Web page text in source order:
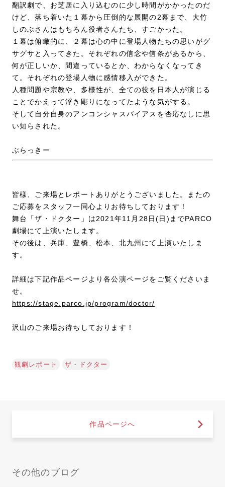
翻訳劇で、お芝居に入り込むのに少し時間がかかったのだ
けど、落ち着いた１幕から圧倒的な展開の2幕まで、大竹
しのぶさんはもちろん役者さんたち、すごかった。
１幕は俯瞰的に、２幕は心の中に登場人物たちの思いがグ
サグサと入ってきた。それぞれの信念や信条があるから、
何が正しいか、間違っているとか、わからなくなってき
て。それぞれの登場人物に感情移入ができた。
人種問題や宗教や、多様性が、全ての役を日本人が演じる
ことでかえって浮き彫りになってたような気がする。
そして自分自身のアンコンシャスバイアスを否応なしに思
い知らされた。
ぶらっきー
皆様、ご来場とレポートありがとうございました。またの
ご応募をスタッフ一同心よりお待ちしております！
舞台「ザ・ドクター」は2021年11月28日(日)までPARCO
劇場にて上演いたします。
その後は、兵庫、豊橋、松本、北九州にて上演いたしま
す。
詳細は下記作品ページより各公演ページをご覧くださいま
せ。
https://stage.parco.jp/program/doctor/
沢山のご来場お待ちしております！
観劇レポート ザ・ドクター
作品ページへ
その他のブログ